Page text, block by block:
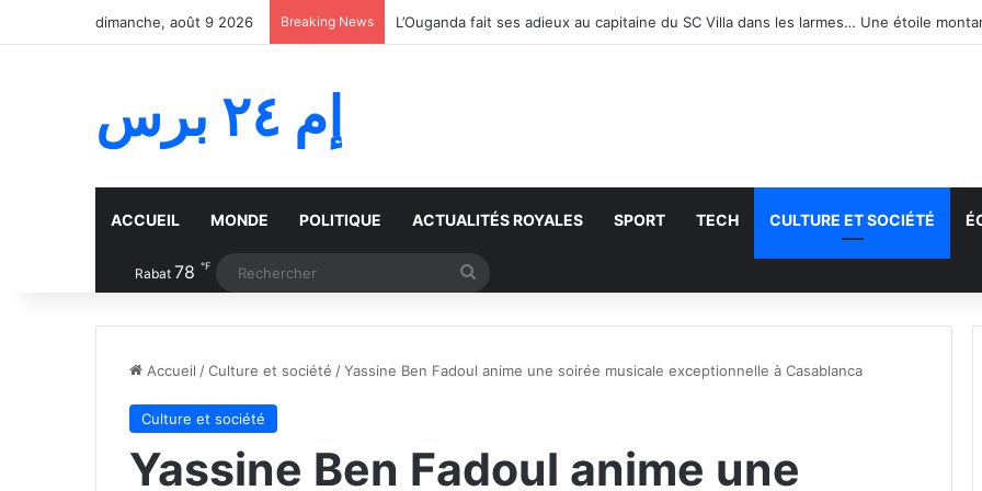
dimanche, août 9 2026 Breaking News
إم ٢٤ برس
ACCUEIL MONDE POLITIQUE ACTUALITÉS ROYALES SPORT TECH CULTURE ET SOCIÉTÉ
Rabat 78 ℉
Accueil /Culture et société /Yassine Ben Fadoul anime une soirée musicale exceptionnelle à Casablanca
Culture et société
Yassine Ben Fadoul anime une